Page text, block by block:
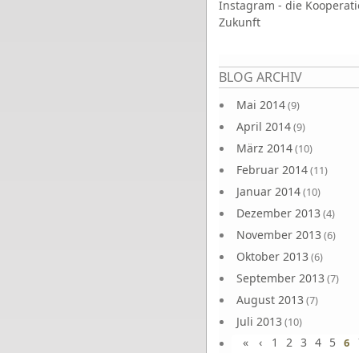
Instagram - die
Zukunft
BLOG ARCHIV
Mai 2014(9)
April 2014(9)
März 2014(10)
Februar 2014(11)
Januar 2014(10)
Dezember 2013 (4)
November 2013 (6)
Oktober 2013 (6)
September 2013 (7)
August 2013 (7)
Juli 2013 (10)
Juni 2013(10)
Seiten
« ‹ 1 2 3 4 5 6